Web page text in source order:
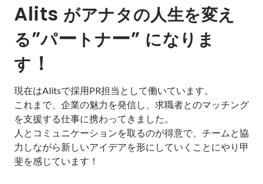
Alits がアナタの人生を変え
る”パー トナー” になりま
す ！
現在はAlitsで採用PR担当として働いています。
これまで、企業の魅力を発信し、求職者とのマッチング
を支援する仕事に携わってきました。
人とコミュニケーションを取るのが得意で、チームと協
力しながら新しいアイデアを形にしていくことにやり甲
斐を感じています！